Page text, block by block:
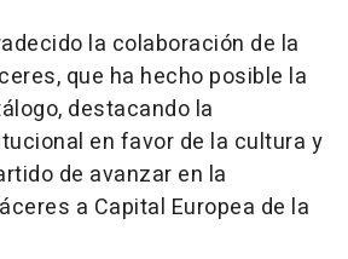
la colaboración de la
que ha hecho posible la
destacando la
en favor de la cultura y
de avanzar en la
a Capital Europea de la